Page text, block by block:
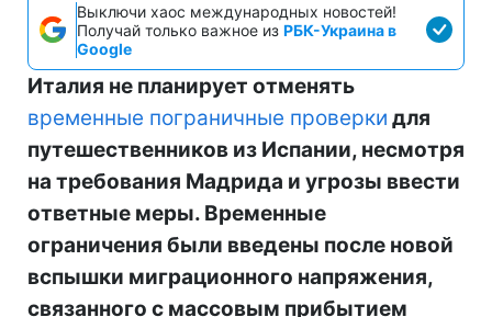
Выключи хаос международных новостей!
Получай только важное из РБК-Украина в
Google
Италия не планирует отменять
временные пограничные проверки для
путешественников из Испании, несмотря
на требования Мадрида и угрозы ввести
ответные меры. Временные
ограничения были введены после новой
вспышки миграционного напряжения,
связанного с массовым прибытием